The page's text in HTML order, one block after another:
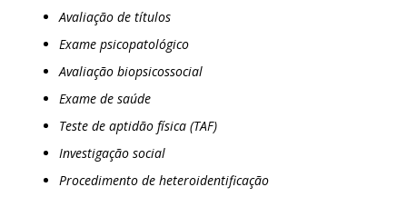
Avaliação de títulos
Exame psicopatológico
Avaliação biopsicossocial
Exame de saúde
Teste de aptidão física (TAF)
Investigação social
Procedimento de heteroidentificação